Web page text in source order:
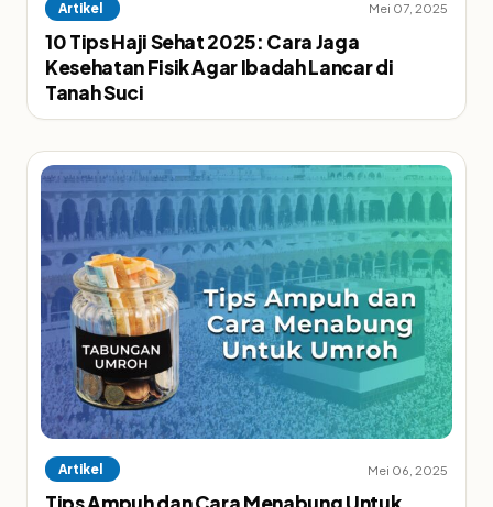
Artikel Mei 07, 2025
10 Tips Haji Sehat 2025: Cara Jaga
Kesehatan Fisik Agar Ibadah Lancar di
Tanah Suci
Artikel Mei 06, 2025